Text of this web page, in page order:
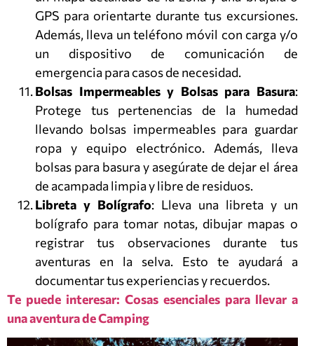
GPS para orientarte durante tus excursiones.
Además, lleva un teléfono móvil con carga y/o
un dispositivo de comunicación de
emergencia para casos de necesidad.
Bolsas Impermeables y Bolsas para Basura:
Protege tus pertenencias de la humedad
llevando bolsas impermeables para guardar
ropa y equipo electrónico. Además, lleva
bolsas para basura y asegúrate de dejar el área
de acampada limpia y libre de residuos.
Libreta y Bolígrafo: Lleva una libreta y un
bolígrafo para tomar notas, dibujar mapas o
registrar tus observaciones durante tus
aventuras en la selva. Esto te ayudará a
documentar tus experiencias y recuerdos.
Te puede interesar: Cosas esenciales para llevar a
una aventura de Camping